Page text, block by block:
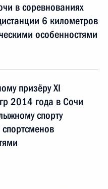
в соревнованиях
6 километров
особенностями
призёру XI
2014 года в Сочи
спорту
спортсменов